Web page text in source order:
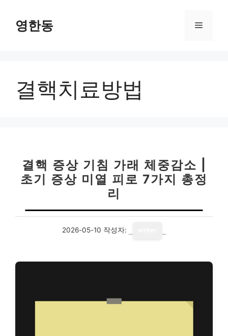
영한동 메
결핵치료방법
결핵 증상 기침 가래 체중감소 |
초기 증상 미열 피로 7가지 총정
리
2026-05-10 작성자: